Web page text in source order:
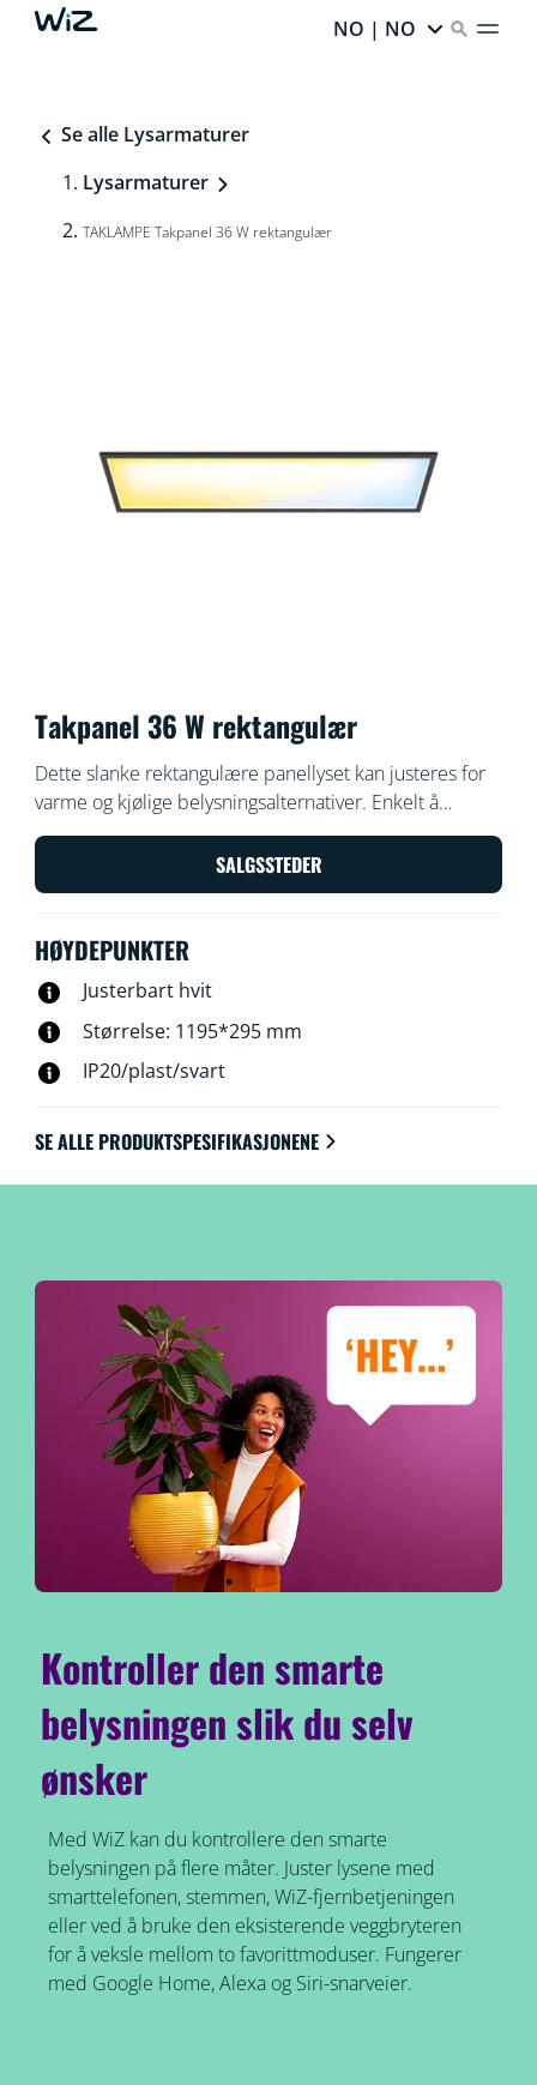
NO | NO
Se alle Lysarmaturer
Lysarmaturer
TAKLAMPE Takpanel 36 W rektangulær
Takpanel 36 W rektangulær
Dette slanke rektangulære panellyset kan justeres for
varme og kjølige belysningsalternativer. Enkelt å
installere, dimmbar og passer godt inn i moderne
SALGSSTEDER
HØYDEPUNKTER
Justerbart hvit
Størrelse: 1195*295 mm
IP20/plast/svart
SE ALLE PRODUKTSPESIFIKASJONENE
Kontroller den smarte
belysningen slik du selv
ønsker
Med WiZ kan du kontrollere den smarte
belysningen på flere måter. Juster lysene med
smarttelefonen, stemmen, WiZ-fjernbetjeningen
eller ved å bruke den eksisterende veggbryteren
for å veksle mellom to favorittmoduser. Fungerer
med Google Home, Alexa og Siri-snarveier.